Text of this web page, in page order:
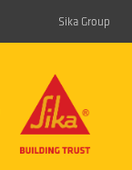
Sika Group